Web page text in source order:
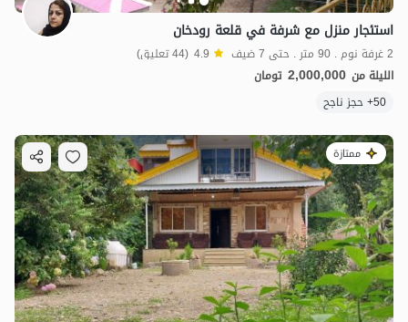
4.29مليون ت 5
1.5مليون ت 5
استئجار منزل مع شرفة في قلعة رودخان
2 غرفة نوم . 90 متر . حتى 7 ضيف 4.9 (44 تعليق)
الليلة من 2,000,000 تومان
50+ حجز ناجح
ممتازة